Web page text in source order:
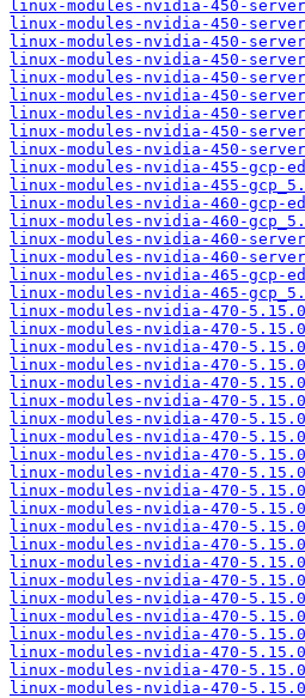
linux-modules-nvidia-450-
linux-modules-nvidia-450-
linux-modules-nvidia-450-
linux-modules-nvidia-450-
linux-modules-nvidia-450-
linux-modules-nvidia-450-
linux-modules-nvidia-450-
linux-modules-nvidia-450-
linux-modules-nvidia-450-
linux-modules-nvidia-455-gcp-
linux-modules-nvidia-455-
linux-modules-nvidia-460-gcp-
linux-modules-nvidia-460-
linux-modules-nvidia-460-
linux-modules-nvidia-460-
linux-modules-nvidia-465-gcp-
linux-modules-nvidia-465-
linux-modules-nvidia-470-
linux-modules-nvidia-470-
linux-modules-nvidia-470-
linux-modules-nvidia-470-
linux-modules-nvidia-470-
linux-modules-nvidia-470-
linux-modules-nvidia-470-
linux-modules-nvidia-470-
linux-modules-nvidia-470-
linux-modules-nvidia-470-
linux-modules-nvidia-470-
linux-modules-nvidia-470-
linux-modules-nvidia-470-
linux-modules-nvidia-470-
linux-modules-nvidia-470-
linux-modules-nvidia-470-
linux-modules-nvidia-470-
linux-modules-nvidia-470-
linux-modules-nvidia-470-
linux-modules-nvidia-470-
linux-modules-nvidia-470-
linux-modules-nvidia-470-